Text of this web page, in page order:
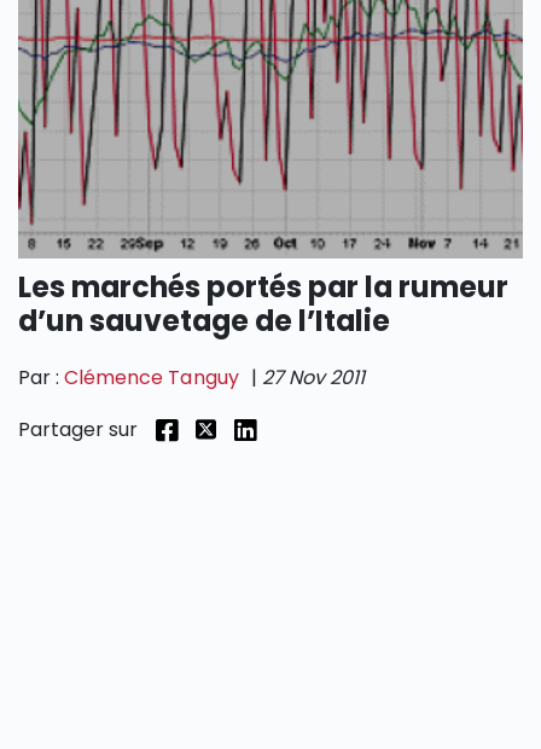
CATÉGORIES
SECTIONS
Les marchés portés par la rumeur
d’un sauvetage de l’Italie
Par :Clémence Tanguy | 27 Nov 2011
Partager sur